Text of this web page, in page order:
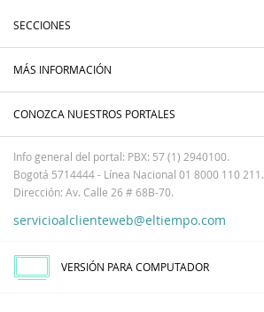
SECCIONES
MÁS INFORMACIÓN
CONOZCA NUESTROS PORTALES
Info general del portal: PBX: 57 (1) 2940100.
Bogotá 5714444 - Línea Nacional 01 8000 110 211.
Dirección: Av. Calle 26 # 68B-70.
servicioalclienteweb@eltiempo.com
VERSIÓN PARA COMPUTADOR